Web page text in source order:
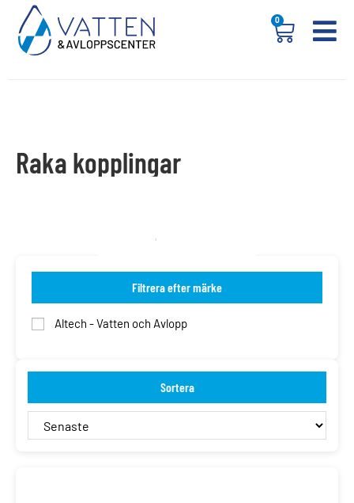
0
Raka kopplingar
Filtrera efter märke
Altech - Vatten och Avlopp
Sortera